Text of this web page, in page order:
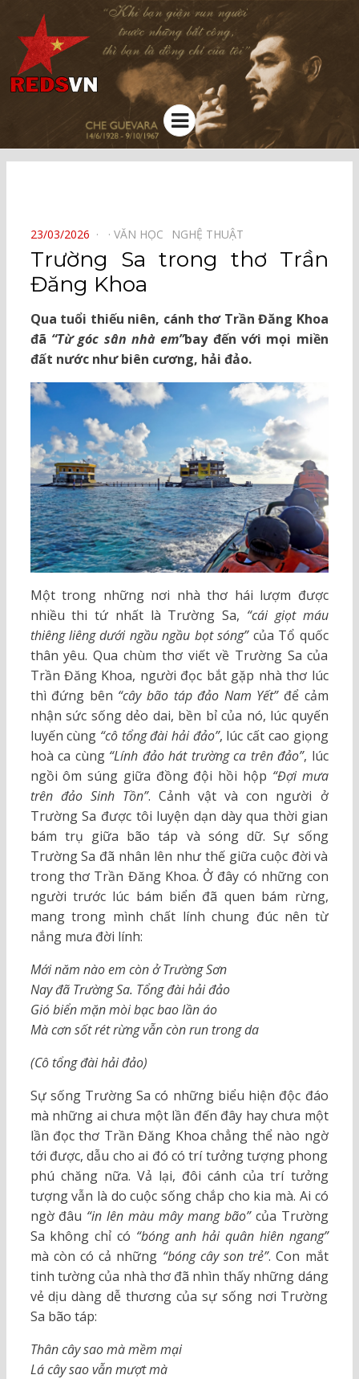
Kênh chia sẻ tri thức cộng đồng
Menu
POSTED
ON
23/03/2026 VĂN HỌC⠀ NGHỆ THUẬT⠀
Trường Sa trong thơ Trần
Đăng Khoa
Qua tuổi thiếu niên, cánh thơ Trần Đăng Khoa
đã “Từ góc sân nhà em”bay đến với mọi miền
đất nước như biên cương, hải đảo.
Một trong những nơi nhà thơ hái lượm được
nhiều thi tứ nhất là Trường Sa, “cái giọt máu
thiêng liêng dưới ngầu ngầu bọt sóng”của Tổ quốc
thân yêu. Qua chùm thơ viết về Trường Sa của
Trần Đăng Khoa, người đọc bắt gặp nhà thơ lúc
thì đứng bên “cây bão táp đảo Nam Yết”để cảm
nhận sức sống dẻo dai, bền bỉ của nó, lúc quyến
luyến cùng “cô tổng đài hải đảo”, lúc cất cao giọng
hoà ca cùng “Lính đảo hát trường ca trên đảo”, lúc
ngồi ôm súng giữa đồng đội hồi hộp “Đợi mưa
trên đảo Sinh Tồn”. Cảnh vật và con người ở
Trường Sa được tôi luyện dạn dày qua thời gian
bám trụ giữa bão táp và sóng dữ. Sự sống
Trường Sa đã nhân lên như thế giữa cuộc đời và
trong thơ Trần Đăng Khoa. Ở đây có những con
người trước lúc bám biển đã quen bám rừng,
mang trong mình chất lính chung đúc nên từ
nắng mưa đời lính:
Mới năm nào em còn ở Trường Sơn
Nay đã Trường Sa. Tổng đài hải đảo
Gió biển mặn mòi bạc bao lần áo
Mà cơn sốt rét rừng vẫn còn run trong da
(Cô tổng đài hải đảo)
Sự sống Trường Sa có những biểu hiện độc đáo
mà những ai chưa một lần đến đây hay chưa một
lần đọc thơ Trần Đăng Khoa chẳng thể nào ngờ
tới được, dẫu cho ai đó có trí tưởng tượng phong
phú chăng nữa. Vả lại, đôi cánh của trí tưởng
tượng vẫn là do cuộc sống chắp cho kia mà. Ai có
ngờ đâu “in lên màu mây mang bão”của Trường
Sa không chỉ có “bóng anh hải quân hiên ngang”
mà còn có cả những “bóng cây son trẻ”. Con mắt
tinh tường của nhà thơ đã nhìn thấy những dáng
vẻ dịu dàng dễ thương của sự sống nơi Trường
Sa bão táp:
Thân cây sao mà mềm mại
Lá cây sao vẫn mượt mà